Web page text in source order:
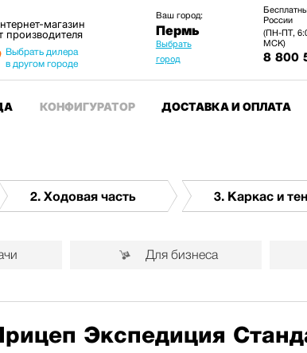
магазин
производителя
Выбрать дилера
в другом городе
Ваш город:
Пермь
Выбрать
город
России
(ПН-ПТ,
МСК)
8 800
КОНФИГУРАТОР ДОСТАВКА И ОПЛАТА
2. Ходовая часть 3. Каркас и
Для бизнеса
Экспедиция